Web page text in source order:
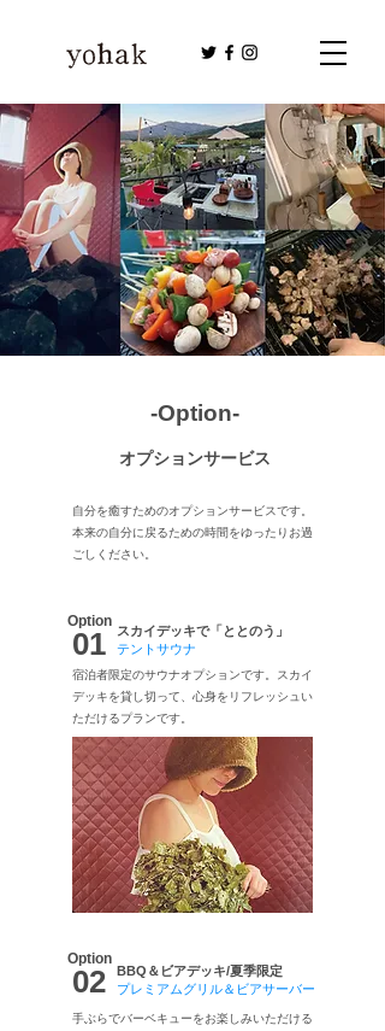
-Option-
オプションサービス
自分を癒すためのオプションサービスです。
本来の自分に戻るための時間をゆったりお過
ごしください。
Option
01
スカイデッキで「ととのう」
テントサウナ
宿泊者限定のサウナオプションです。スカイ
デッキを貸し切って、心身をリフレッシュい
ただけるプランです。
Option
02
BBQ＆ビアデッキ/夏季限定
プレミアムグリル＆ビアサーバー
手ぶらでバーベキューをお楽しみいただける